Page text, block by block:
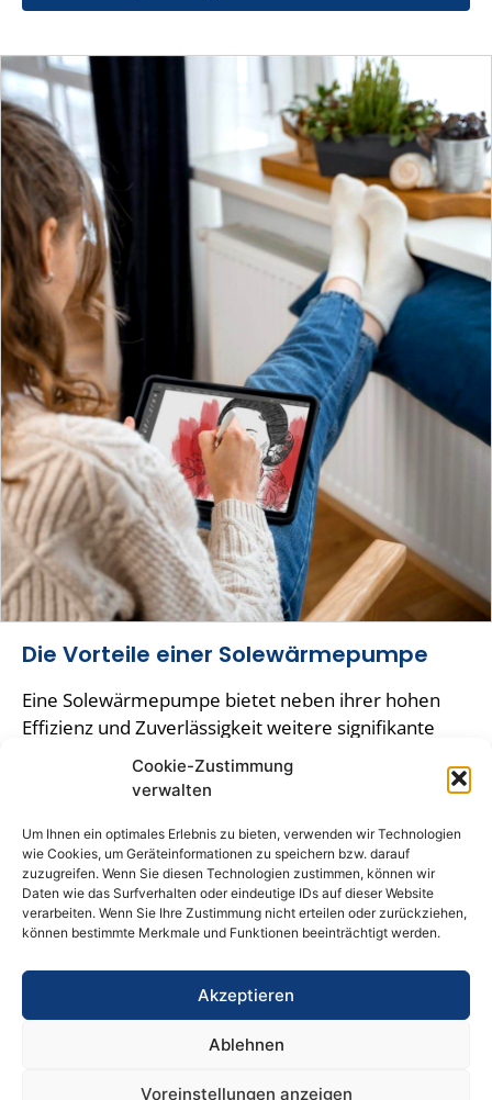
Cookie-Zustimmung
verwalten
Um Ihnen ein optimales Erlebnis zu bieten, verwenden wir Technologien
wie Cookies, um Geräteinformationen zu speichern bzw. darauf
zuzugreifen. Wenn Sie diesen Technologien zustimmen, können wir
Daten wie das Surfverhalten oder eindeutige IDs auf dieser Website
verarbeiten. Wenn Sie Ihre Zustimmung nicht erteilen oder zurückziehen,
können bestimmte Merkmale und Funktionen beeinträchtigt werden.
Akzeptieren
Ablehnen
Voreinstellungen anzeigen
Die Vorteile einer Solewärmepumpe
Eine Solewärmepumpe bietet neben ihrer hohen
Effizienz und Zuverlässigkeit weitere signifikante
Vorteile. Durch die Nutzung der konstanten
Erdtemperaturen wird eine gleichmäßigere und
Vergleich zu Systemen, die auf Luft basieren. Zudem
sind Solewärmepumpen äußerst umweltfreundlich,
da sie auf erneuerbare Energiequellen
zurückgreifen und helfen, die CO2-Emissionen zu
reduzieren. Dies führt zu deutlich geringeren
Betriebskosten.
Insbesondere in Verbindung mit einer
Photovoltaikanlage kann die Effizienz der